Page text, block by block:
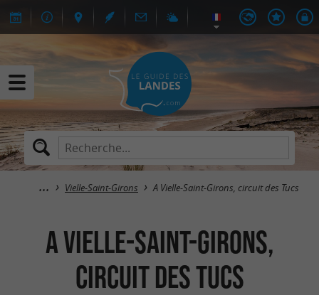
Vielle-Saint-Girons A Vielle-Saint-Girons, circuit des Tucs
A Vielle-Saint-Girons,
circuit des Tucs